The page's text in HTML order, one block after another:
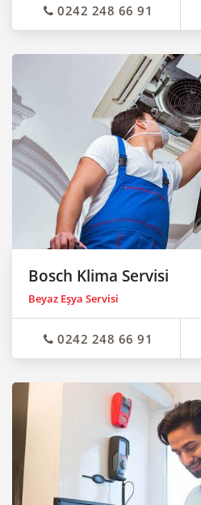
0242 248 66 91
Bosch Klima Servisi
Beyaz Eşya Servisi
0242 248 66 91